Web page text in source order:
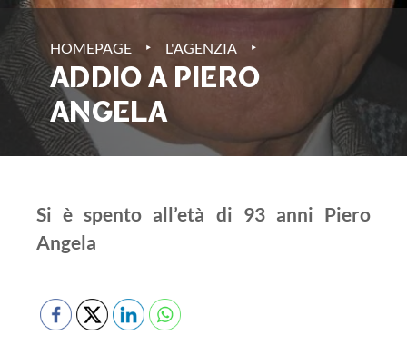
HOMEPAGE ‣ L'AGENZIA ‣
ADDIO A PIERO
ANGELA
Si è spento all’età di 93 anni Piero
Angela